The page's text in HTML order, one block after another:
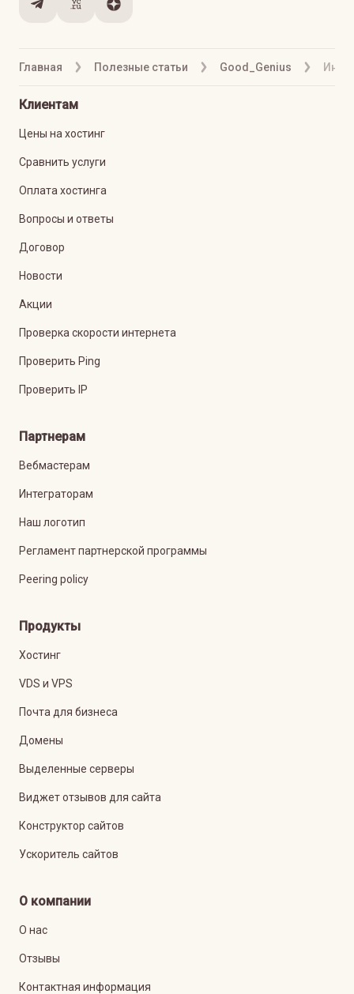
Главная Полезные статьи Good_Genius
Клиентам
Цены на хостинг
Сравнить услуги
Оплата хостинга
Вопросы и ответы
Договор
Новости
Акции
Проверка скорости интернета
Проверить Ping
Проверить IP
Партнерам
Вебмастерам
Интеграторам
Наш логотип
Регламент партнерской программы
Peering policy
Продукты
Хостинг
VDS и VPS
Почта для бизнеса
Домены
Выделенные серверы
Виджет отзывов для сайта
Конструктор сайтов
Ускоритель сайтов
О компании
О нас
Отзывы
Контактная информация